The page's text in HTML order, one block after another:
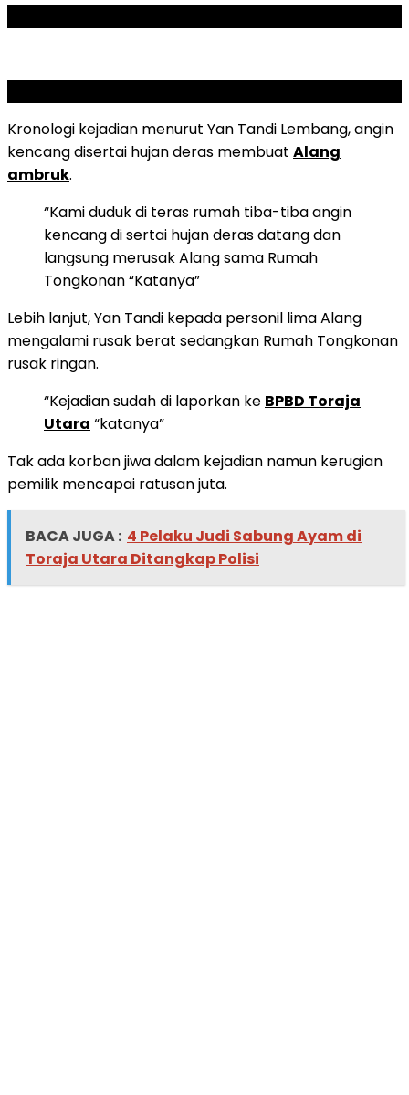
Kronologi kejadian menurut Yan Tandi Lembang, angin
kencang disertai hujan deras membuat Alang
ambruk.
“Kami duduk di teras rumah tiba-tiba angin
kencang di sertai hujan deras datang dan
langsung merusak Alang sama Rumah
Tongkonan “Katanya”
Lebih lanjut, Yan Tandi kepada personil lima Alang
mengalami rusak berat sedangkan Rumah Tongkonan
rusak ringan.
“Kejadian sudah di laporkan ke BPBD Toraja
Utara “katanya”
Tak ada korban jiwa dalam kejadian namun kerugian
pemilik mencapai ratusan juta.
BACA JUGA : 4 Pelaku Judi Sabung Ayam di
Toraja Utara Ditangkap Polisi